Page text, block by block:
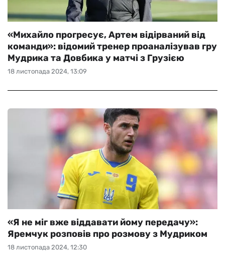
18 листопада 2024, 13:09
«Михайло прогресує, Артем відірваний від
команди»: відомий тренер проаналізував гру
Мудрика та Довбика у матчі з Грузією
18 листопада 2024, 12:30
«Я не міг вже віддавати йому передачу»:
Яремчук розповів про розмову з Мудриком